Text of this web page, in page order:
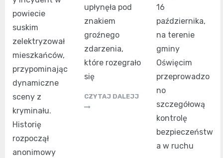
powiecie
suskim
zelektryzował
mieszkańców,
przypominając
dynamiczne
sceny z
kryminału.
Historię
rozpoczął
anonimowy
upłynęła pod
znakiem
groźnego
zdarzenia,
które rozegrało
się
CZYTAJ DALEJJ
16
października,
na terenie
gminy
Oświęcim
przeprowadzo
no
szczegółową
kontrolę
bezpieczeństw
a w ruchu